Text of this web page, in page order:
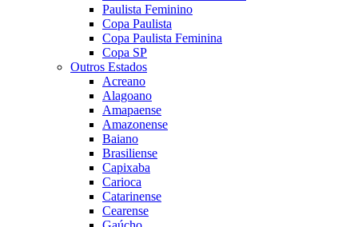
Paulista Feminino
Copa Paulista
Copa Paulista Feminina
Copa SP
Outros Estados
Acreano
Alagoano
Amapaense
Amazonense
Baiano
Brasiliense
Capixaba
Carioca
Catarinense
Cearense